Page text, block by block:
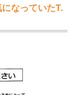
なっていたT.